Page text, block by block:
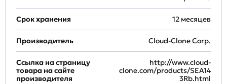
Срок хранения 12 месяцев
Производитель Cloud-Clone Corp.
Ссылка на страницу
товара на сайте
производителя
http://www.cloud-
clone.com/products/SEA14
3Rb.html